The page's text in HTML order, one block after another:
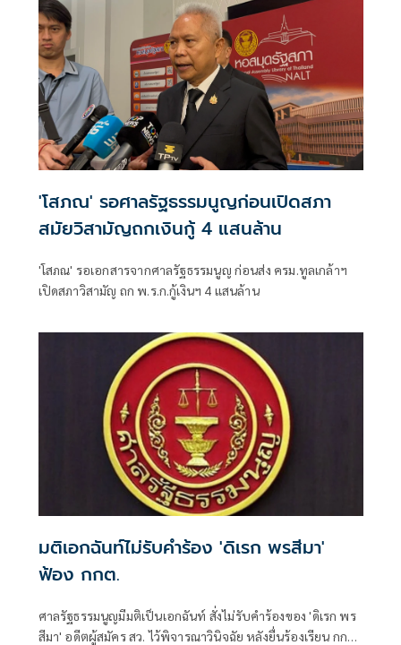
'โสภณ' รอศาลรัฐธรรมนูญก่อนเปิดสภา
สมัยวิสามัญถกเงินกู้ 4 แสนล้าน
'โสภณ' รอเอกสารจากศาลรัฐธรรมนูญ ก่อนส่ง ครม.ทูลเกล้าฯ
เปิดสภาวิสามัญ ถก พ.ร.ก.กู้เงินฯ 4 แสนล้าน
มติเอกฉันท์ไม่รับคำร้อง 'ดิเรก พรสีมา'
ฟ้อง กกต.
ศาลรัฐธรรมนูญมีมติเป็นเอกฉันท์ สั่งไม่รับคำร้องของ 'ดิเรก พร
สีมา' อดีตผู้สมัคร สว. ไว้พิจารณาวินิจฉัย หลังยื่นร้องเรียน กกต.